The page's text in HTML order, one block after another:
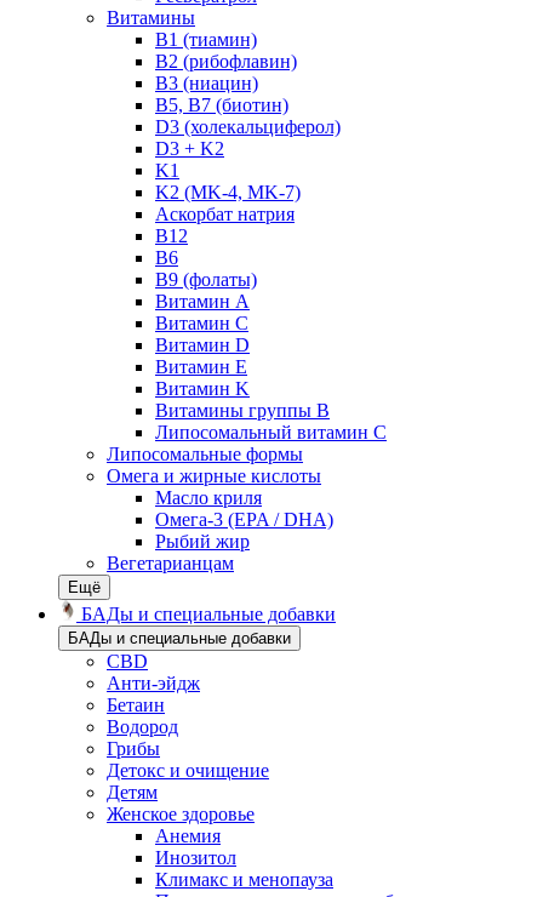
Витамины
B1 (тиамин)
B2 (рибофлавин)
B3 (ниацин)
B5, B7 (биотин)
D3 (холекальциферол)
D3 + K2
K1
K2 (MK-4, MK-7)
Аскорбат натрия
В12
В6
В9 (фолаты)
Витамин A
Витамин C
Витамин D
Витамин E
Витамин K
Витамины группы B
Липосомальный витамин C
Липосомальные формы
Омега и жирные кислоты
Масло криля
Омега-3 (EPA / DHA)
Рыбий жир
Вегетарианцам
Ещё
БАДы и специальные добавки
БАДы и специальные добавки
CBD
Анти-эйдж
Бетаин
Водород
Грибы
Детокс и очищение
Детям
Женское здоровье
Анемия
Инозитол
Климакс и менопауза